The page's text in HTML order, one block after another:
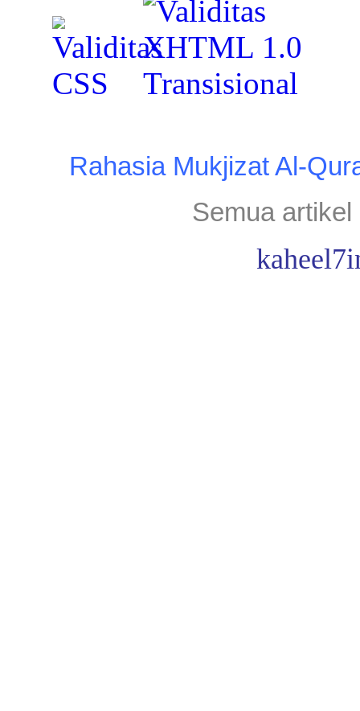
Rahasia Mukjizat Al-
Semua